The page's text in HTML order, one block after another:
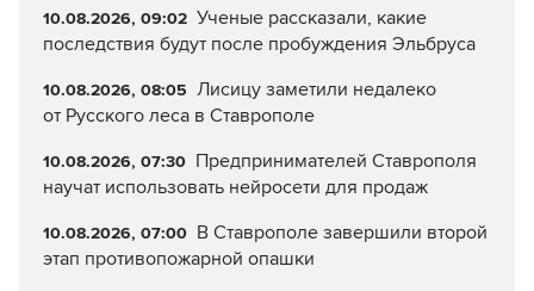
10.08.2026, 09:02 Ученые рассказали, какие
последствия будут после пробуждения Эльбруса
10.08.2026, 08:05 Лисицу заметили недалеко
от Русского леса в Ставрополе
10.08.2026, 07:30 Предпринимателей Ставрополя
научат использовать нейросети для продаж
10.08.2026, 07:00 В Ставрополе завершили второй
этап противопожарной опашки